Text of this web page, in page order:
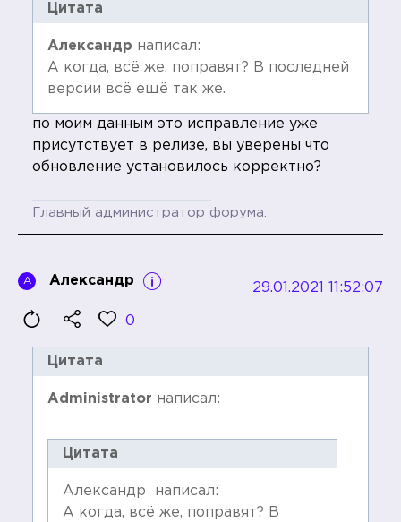
Цитата
Александр написал:
А когда, всё же, поправят? В последней
версии всё ещё так же.
по моим данным это исправление уже
присутствует в релизе, вы уверены что
обновление установилось корректно?
Главный администратор форума.
А Александр 29.01.2021 11:52:07
0
Цитата
Administrator написал:
Цитата
Александр написал:
А когда, всё же, поправят? В